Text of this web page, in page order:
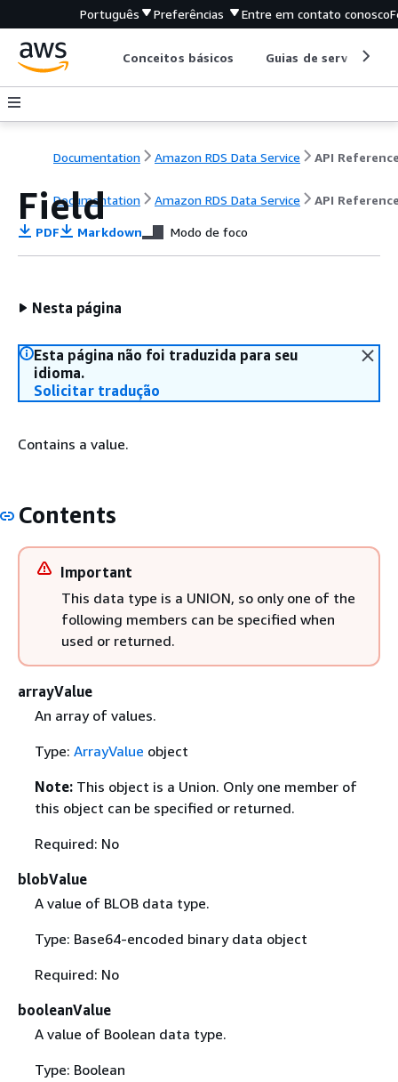
Português Preferências Entre em contato conosco
Conceitos básicos Guias de serviço
Documentation Amazon RDS Data Service API
Documentation Amazon RDS Data Service API
Field
PDF Markdown Modo de foco
Nesta página
Esta página não foi traduzida para seu
idioma.
Solicitar tradução
Contains a value.
Contents
Important
This data type is a UNION, so only one of the
following members can be specified when
used or returned.
arrayValue
An array of values.
Type: ArrayValue object
Note: This object is a Union. Only one member of
this object can be specified or returned.
Required: No
blobValue
A value of BLOB data type.
Type: Base64-encoded binary data object
Required: No
booleanValue
A value of Boolean data type.
Type: Boolean